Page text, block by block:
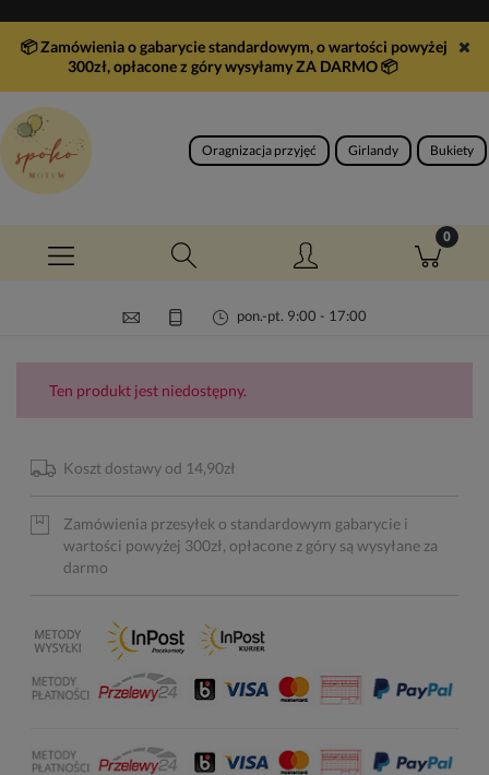
📦 Zamówienia o gabarycie standardowym, o wartości powyżej
300zł, opłacone z góry wysyłamy ZA DARMO📦
Oragnizacja przyjęć Girlandy Bukiety
pon.-pt. 9:00 - 17:00
Ten produkt jest niedostępny.
Koszt dostawy od 14,90zł
Zamówienia przesyłek o standardowym gabarycie i
wartości powyżej 300zł, opłacone z góry są wysyłane za
darmo